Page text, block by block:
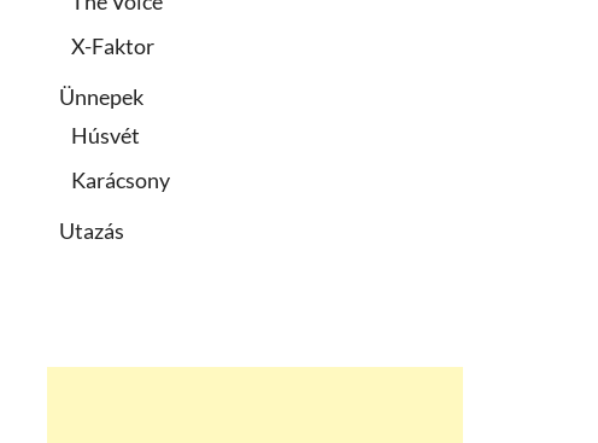
X-Faktor
Ünnepek
Húsvét
Karácsony
Utazás